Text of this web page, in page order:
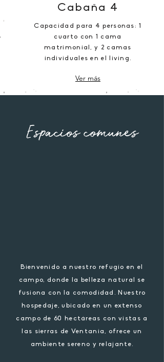
Cabaña 4
Capacidad para 4 personas: 1
cuarto con 1 cama
matrimonial, y 2 camas
individuales en el living.
Ver más
Espacios comunes
Bienvenido a nuestro refugio en el
campo, donde la belleza natural se
fusiona con la comodidad. Nuestro
hospedaje, ubicado en un extenso
campo de 60 hectáreas con vistas a
las sierras de Ventania, ofrece un
ambiente sereno y relajante.